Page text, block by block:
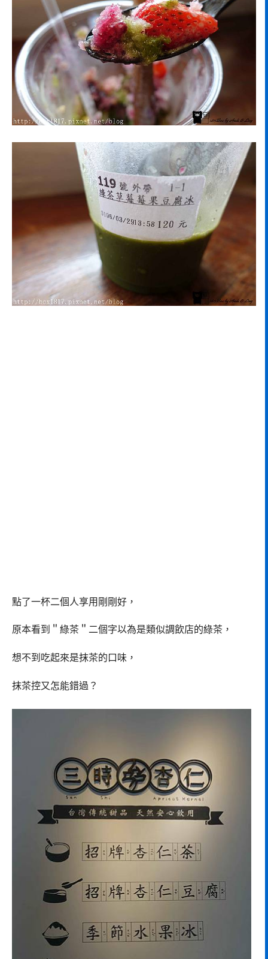
點了一杯二個人享用剛剛好，
原本看到＂綠茶＂二個字以為是類似調飲店的綠茶，
想不到吃起來是抹茶的口味，
抹茶控又怎能錯過？